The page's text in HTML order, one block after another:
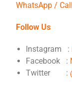
WhatsApp / Call
Follow Us
Instagram :
Facebook :
Twitter :